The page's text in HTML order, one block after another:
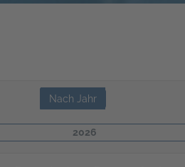
Nach Jahr
2026